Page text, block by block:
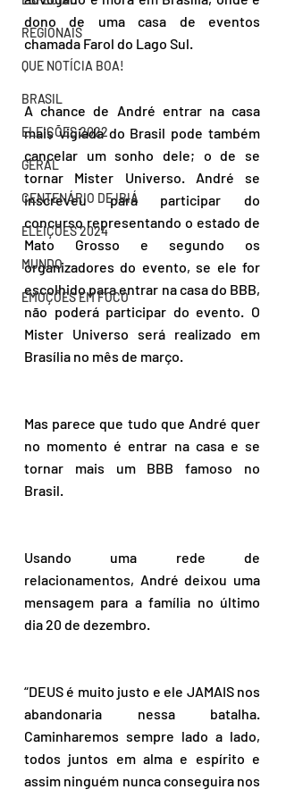
REGIONAIS
QUE NOTÍCIA BOA!
BRASIL
ELEIÇÕES 2022
GERAL
CENTENÁRIO DE IBIÁ
ELEIÇÕES 2024
MUNDO
EMOÇÕES EM FOCO
dono de uma casa de eventos
chamada Farol do Lago Sul.
A chance de André entrar na casa
mais vigiada do Brasil pode também
cancelar um sonho dele; o de se
tornar Mister Universo. André se
inscreveu para participar do
concurso representando o estado de
Mato Grosso e segundo os
organizadores do evento, se ele for
escolhido para entrar na casa do BBB,
não poderá participar do evento. O
Mister Universo será realizado em
Brasília no mês de março.
Mas parece que tudo que André quer
no momento é entrar na casa e se
tornar mais um BBB famoso no
Brasil.
Usando uma rede de
relacionamentos, André deixou uma
mensagem para a família no último
dia 20 de dezembro.
“DEUS é muito justo e ele JAMAIS nos
abandonaria nessa batalha.
Caminharemos sempre lado a lado,
todos juntos em alma e espírito e
assim ninguém nunca conseguira nos